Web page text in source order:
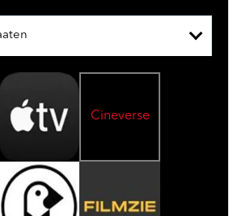
Cineverse